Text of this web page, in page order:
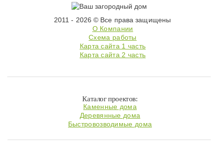
2011 - 2026 © Все права защищены
О Компании
Схема работы
Карта сайта 1 часть
Карта сайта 2 часть
Каталог проектов:
Каменные дома
Деревянные дома
Быстровозводимые дома